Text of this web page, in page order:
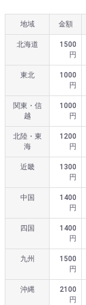
地域 金額
北海道
1500
円
東北
1000
円
関東・信
越
1000
円
北陸・東
海
1200
円
近畿
1300
円
中国
1400
円
四国
1400
円
九州
1500
円
沖縄
2100
円